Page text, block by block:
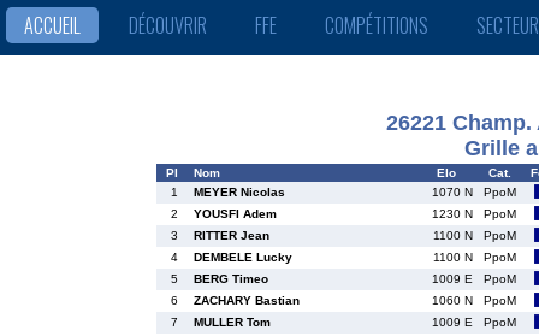
ACCUEIL DÉCOUVRIR FFE COMPÉTITIONS
26221
Grille
Pl Nom Elo Cat.
1
MEYER Nicolas 1070 N
PpoM
2
YOUSFI Adem 1230 N
PpoM
3
RITTER Jean 1100 N
PpoM
4
DEMBELE Lucky 1100 N
PpoM
5
BERG Timeo 1009 E
PpoM
6
ZACHARY Bastian 1060 N
PpoM
7
MULLER Tom 1009 E
PpoM